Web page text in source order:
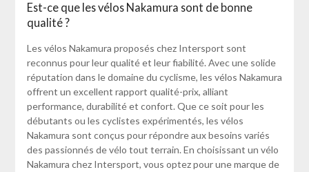
Est-ce que les vélos Nakamura sont de bonne
qualité ?
Les vélos Nakamura proposés chez Intersport sont
reconnus pour leur qualité et leur fiabilité. Avec une solide
réputation dans le domaine du cyclisme, les vélos Nakamura
offrent un excellent rapport qualité-prix, alliant
performance, durabilité et confort. Que ce soit pour les
débutants ou les cyclistes expérimentés, les vélos
Nakamura sont conçus pour répondre aux besoins variés
des passionnés de vélo tout terrain. En choisissant un vélo
Nakamura chez Intersport, vous optez pour une marque de